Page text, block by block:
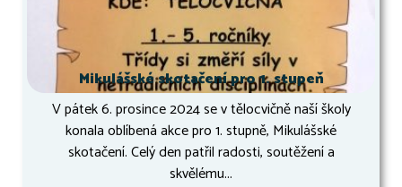
Mikulášské skotačení pro 1. stupeň
V pátek 6. prosince 2024 se v tělocvičně naší školy
konala oblíbená akce pro 1. stupně, Mikulášské
skotačení. Celý den patřil radosti, soutěžení a
skvělému...